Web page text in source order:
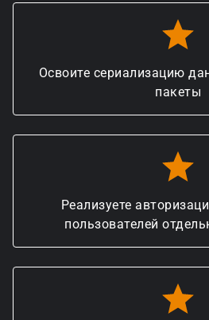
Освоите сериализацию
пакеты
Реализуете
пользователей